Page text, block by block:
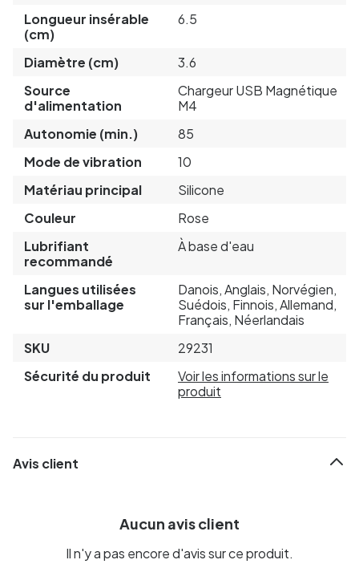
Longueur insérable
(cm)
6.5
Diamètre (cm)
3.6
Source
d'alimentation
Chargeur USB Magnétique
M4
Autonomie (min.)
85
Mode de vibration
10
Matériau principal
Silicone
Couleur
Rose
Lubrifiant
recommandé
À base d'eau
Langues utilisées
sur l'emballage
Danois, Anglais, Norvégien,
Suédois, Finnois, Allemand,
Français, Néerlandais
SKU
29231
Sécurité du produit
Voir les informations sur le
produit
Avis client
Aucun avis client
Il n'y a pas encore d'avis sur ce produit.